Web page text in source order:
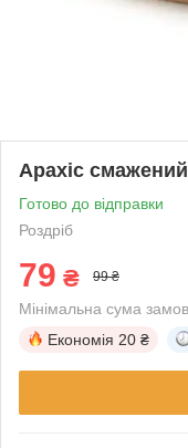
Арахіс
Готово до відправки
Роздріб
79 ₴ 99 ₴
Мінімальна сума
Економія 20 ₴